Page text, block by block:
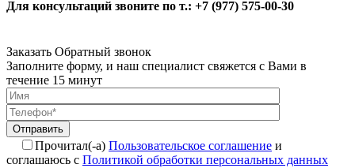
Для консультаций звоните по т.: +7 (977) 575-00-30
Заказать Обратный звонок
Заполните форму, и наш специалист свяжется с Вами в
течение 15 минут
Отправить
Прочитал(-а) Пользовательское соглашение и
соглашаюсь с Политикой обработки персональных данных